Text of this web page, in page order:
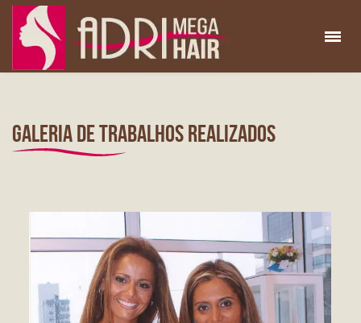
GALERIA DE TRABALHOS REALIZADOS